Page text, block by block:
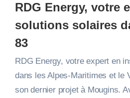
RDG Energy, votre
solutions solaires
83
RDG Energy, votre expert en
dans les Alpes-Maritimes et le
son dernier projet à Mougins.